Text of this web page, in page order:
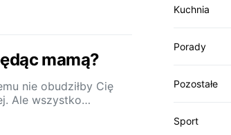
mamą?
nie obudziłby Cię
Ale wszystko…
Kuchnia
Porady
Pozostałe
Sport